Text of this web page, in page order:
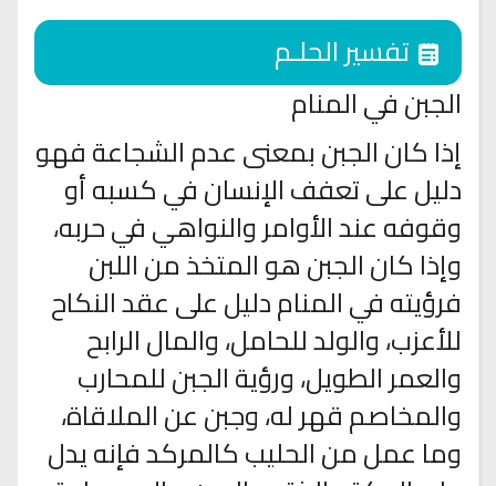
الجبن في المنام
إذا كان الجبن بمعنى عدم الشجاعة فهو
دليل على تعفف الإنسان في كسبه أو
وقوفه عند الأوامر والنواهي في حربه،
وإذا كان الجبن هو المتخذ من اللبن
فرؤيته في المنام دليل على عقد النكاح
للأعزب، والولد للحامل، والمال الرابح
والعمر الطويل، ورؤية الجبن للمحارب
والمخاصم قهر له، وجبن عن الملاقاة،
وما عمل من الحليب كالمركد فإنه يدل